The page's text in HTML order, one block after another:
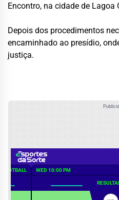
Encontro, na cidade de Lagoa
Depois dos procedimentos
encaminhado ao presídio,
justiça.